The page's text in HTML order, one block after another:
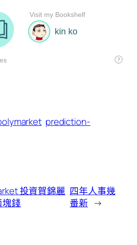
prediction-
投資賀錦麗
錢
四年人事幾
番新 →